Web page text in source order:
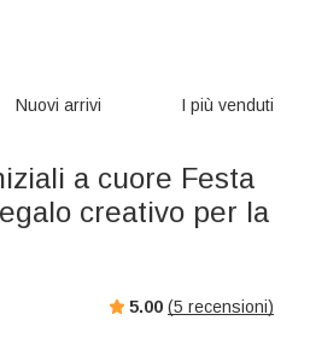
Nuovi arrivi I più venduti
a cuore Festa
creativo per la
5.00 (5 recensioni)